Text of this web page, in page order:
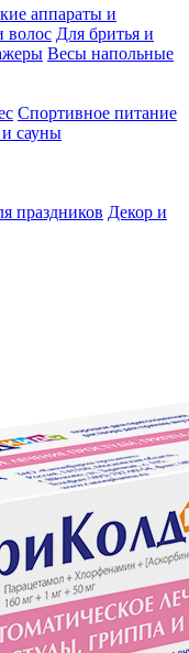
аппараты и
волос Для бритья и
Весы напольные
Спортивное питание
сауны
праздников Декор и